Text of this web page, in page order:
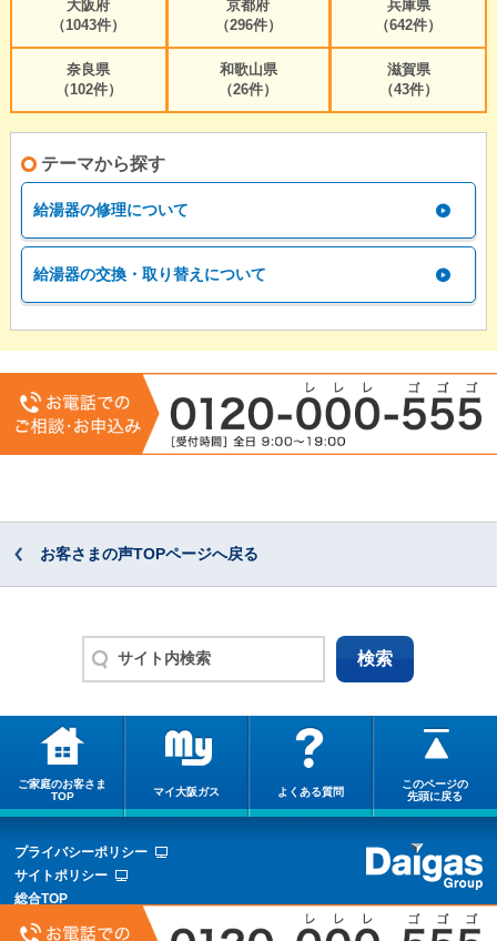
大阪府
（1043件）
京都府
（296件）
兵庫県
（642件）
奈良県
（102件）
和歌山県
（26件）
滋賀県
（43件）
テーマから探す
給湯器の修理について
給湯器の交換・取り替えについて
お客さまの声TOPページへ戻る
ご家庭のお客さま
TOP
マイ大阪ガス よくある質問
このページの
先頭に戻る
プライバシーポリシー
サイトポリシー
総合TOP
サイトマップ